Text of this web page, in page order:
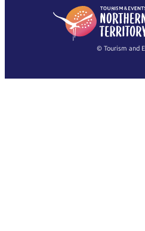
English
(Singapore)
Français
© Tourism and